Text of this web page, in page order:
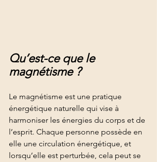
Qu’est-ce que le
magnétisme ?
Le magnétisme est une pratique
énergétique naturelle qui vise à
harmoniser les énergies du corps et de
l’esprit. Chaque personne possède en
elle une circulation énergétique, et
lorsqu’elle est perturbée, cela peut se